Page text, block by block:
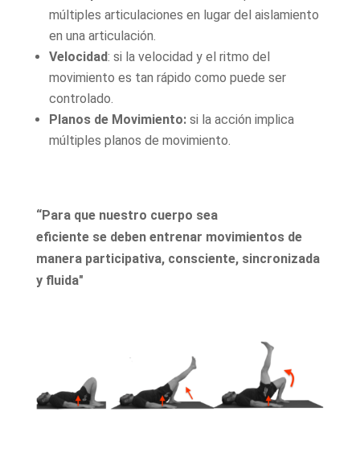
múltiples articulaciones en lugar del aislamiento
en una articulación.
Velocidad: si la velocidad y el ritmo del
movimiento es tan rápido como puede ser
controlado.
Planos de Movimiento:si la acción implica
múltiples planos de movimiento.
“Para que nuestro cuerpo sea
eficiente se deben entrenar movimientos de
manera participativa, consciente, sincronizada
y fluida"